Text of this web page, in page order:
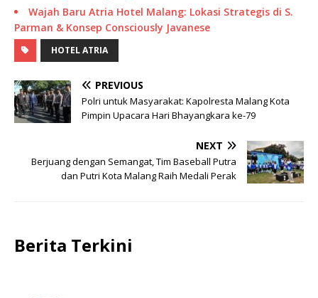
Wajah Baru Atria Hotel Malang: Lokasi Strategis di S.
Parman & Konsep Consciously Javanese
HOTEL ATRIA
PREVIOUS
Polri untuk Masyarakat: Kapolresta Malang Kota
Pimpin Upacara Hari Bhayangkara ke-79
NEXT
Berjuang dengan Semangat, Tim Baseball Putra
dan Putri Kota Malang Raih Medali Perak
Berita Terkini